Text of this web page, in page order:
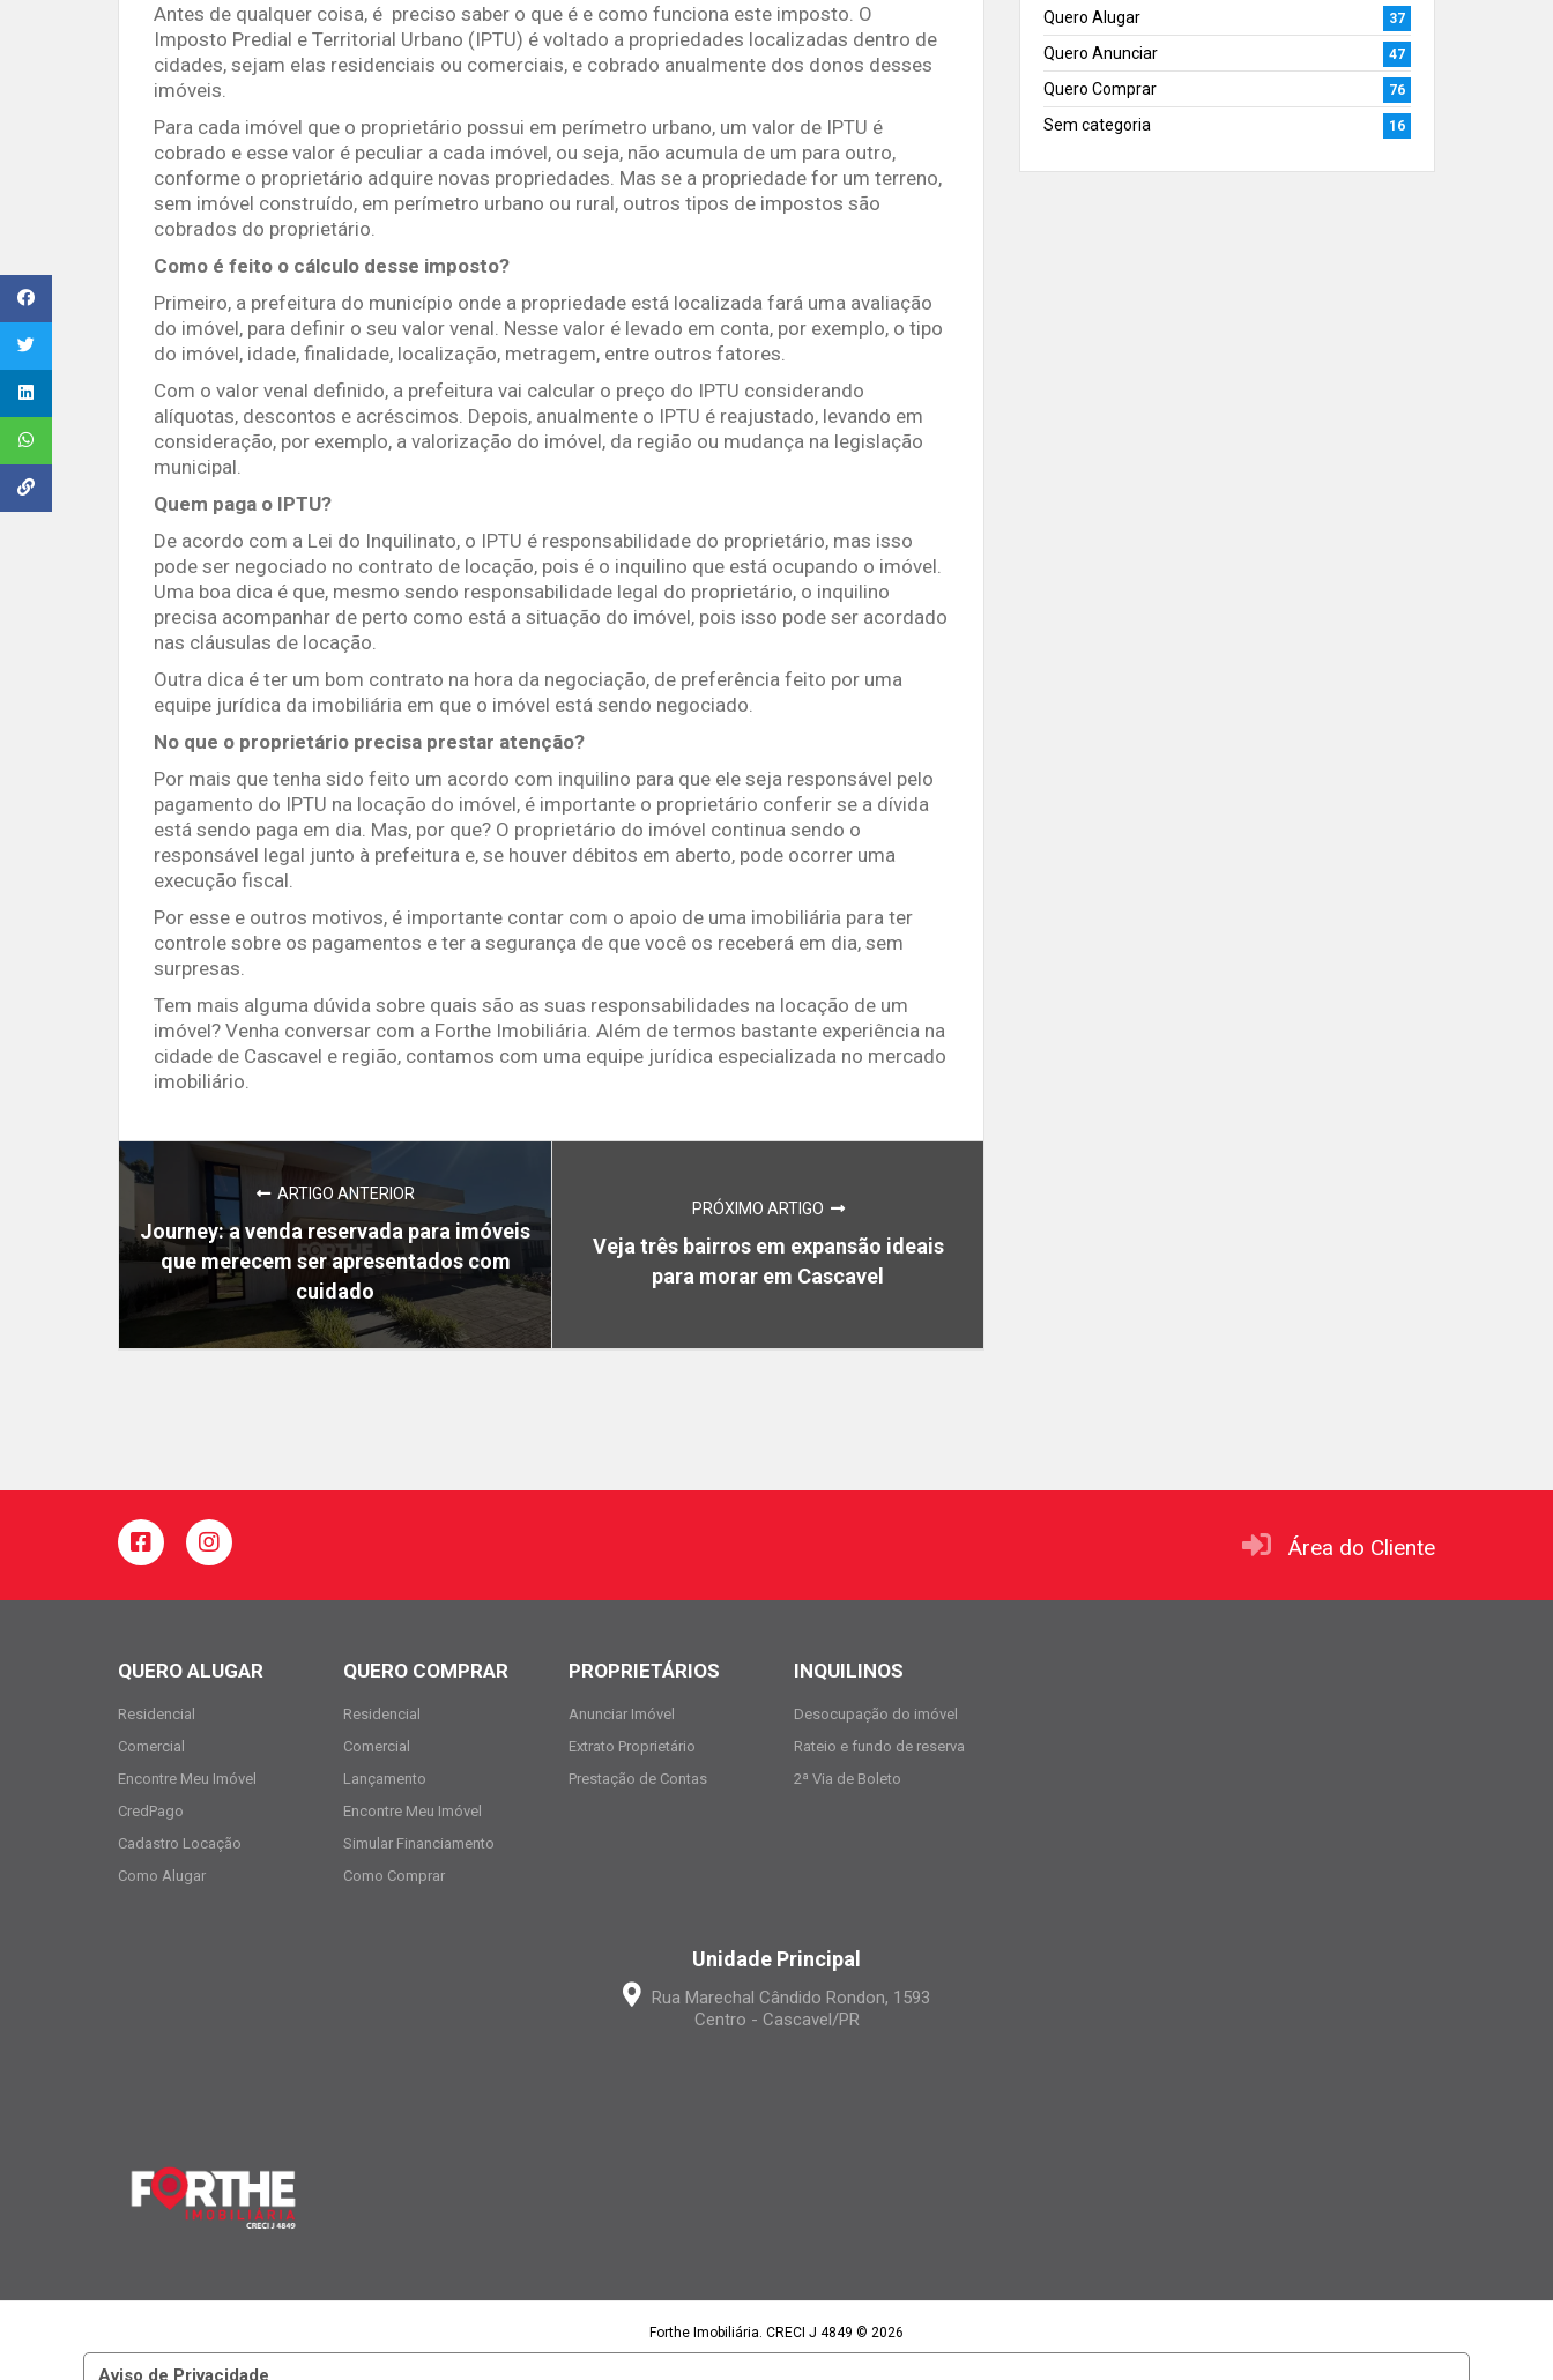
Aviso de Privacidade
Antes de qualquer coisa, é preciso saber o que é e como funciona este imposto. O
Imposto Predial e Territorial Urbano (IPTU) é voltado a propriedades localizadas dentro de
cidades, sejam elas residenciais ou comerciais, e cobrado anualmente dos donos desses
imóveis.
Para cada imóvel que o proprietário possui em perímetro urbano, um valor de IPTU é
cobrado e esse valor é peculiar a cada imóvel, ou seja, não acumula de um para outro,
conforme o proprietário adquire novas propriedades. Mas se a propriedade for um terreno,
sem imóvel construído, em perímetro urbano ou rural, outros tipos de impostos são
cobrados do proprietário.
Como é feito o cálculo desse imposto?
Primeiro, a prefeitura do município onde a propriedade está localizada fará uma avaliação
do imóvel, para definir o seu valor venal. Nesse valor é levado em conta, por exemplo, o tipo
do imóvel, idade, finalidade, localização, metragem, entre outros fatores.
Com o valor venal definido, a prefeitura vai calcular o preço do IPTU considerando
alíquotas, descontos e acréscimos. Depois, anualmente o IPTU é reajustado, levando em
consideração, por exemplo, a valorização do imóvel, da região ou mudança na legislação
municipal.
Quem paga o IPTU?
De acordo com a Lei do Inquilinato, o IPTU é responsabilidade do proprietário, mas isso
pode ser negociado no contrato de locação, pois é o inquilino que está ocupando o imóvel.
Uma boa dica é que, mesmo sendo responsabilidade legal do proprietário, o inquilino
precisa acompanhar de perto como está a situação do imóvel, pois isso pode ser acordado
nas cláusulas de locação.
Outra dica é ter um bom contrato na hora da negociação, de preferência feito por uma
equipe jurídica da imobiliária em que o imóvel está sendo negociado.
No que o proprietário precisa prestar atenção?
Por mais que tenha sido feito um acordo com inquilino para que ele seja responsável pelo
pagamento do IPTU na locação do imóvel, é importante o proprietário conferir se a dívida
está sendo paga em dia. Mas, por que? O proprietário do imóvel continua sendo o
responsável legal junto à prefeitura e, se houver débitos em aberto, pode ocorrer uma
execução fiscal.
Por esse e outros motivos, é importante contar com o apoio de uma imobiliária para ter
controle sobre os pagamentos e ter a segurança de que você os receberá em dia, sem
surpresas.
Tem mais alguma dúvida sobre quais são as suas responsabilidades na locação de um
imóvel? Venha conversar com a Forthe Imobiliária. Além de termos bastante experiência na
cidade de Cascavel e região, contamos com uma equipe jurídica especializada no mercado
imobiliário.
ARTIGO ANTERIOR
Journey: a venda reservada para imóveis
que merecem ser apresentados com
cuidado
PRÓXIMO ARTIGO
Veja três bairros em expansão ideais
para morar em Cascavel
Quero Alugar 37
Quero Anunciar 47
Quero Comprar 76
Sem categoria 16
Área do Cliente
QUERO ALUGAR
Residencial
Comercial
Encontre Meu Imóvel
CredPago
Cadastro Locação
Como Alugar
QUERO COMPRAR
Residencial
Comercial
Lançamento
Encontre Meu Imóvel
Simular Financiamento
Como Comprar
PROPRIETÁRIOS
Anunciar Imóvel
Extrato Proprietário
Prestação de Contas
INQUILINOS
Desocupação do imóvel
Rateio e fundo de reserva
2ª Via de Boleto
Unidade Principal
Rua Marechal Cândido Rondon, 1593
Centro - Cascavel/PR
Forthe Imobiliária. CRECI J 4849 © 2026
Forthe Imobiliária LTDA | CNPJ 15.395.886/0001-97